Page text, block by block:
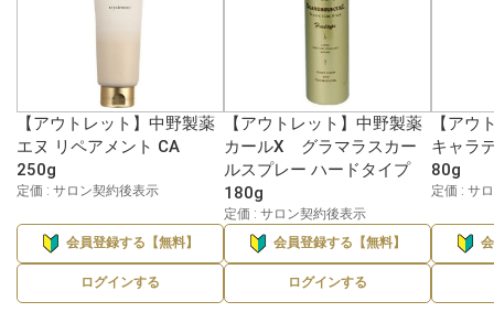
【アウトレット】中野製薬
エヌ リペアメント CA
250g
定価 : サロン契約後表示
会員登録する【無料】
ログインする
【アウトレット】中野製薬
カールX グラマラスカー
ルスプレー ハードタイプ
180g
定価 : サロン契約後表示
会員登録する【無料】
ログインする
【アウ
キャラ
80g
定価 : サ